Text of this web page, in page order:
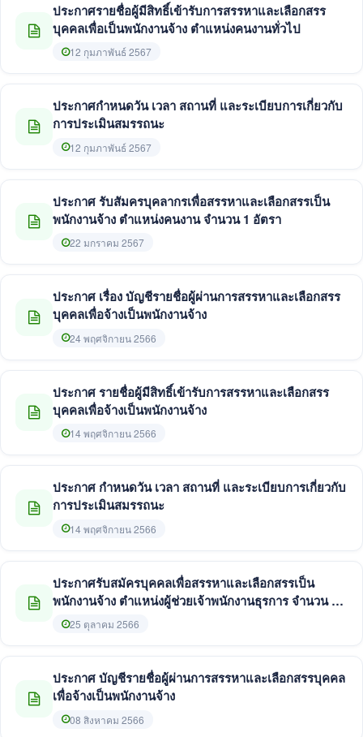
ประกาศรายชื่อผู้มีสิทธิ์เข้ารับการสรรหาและเลือกสรร
บุคคลเพื่อเป็นพนักงานจ้าง ตำแหน่งคนงานทั่วไป
12 กุมภาพันธ์ 2567
ประกาศกำหนดวัน เวลา สถานที่ และระเบียบการเกี่ยวกับ
การประเมินสมรรถนะ
12 กุมภาพันธ์ 2567
ประกาศ รับสัมครบุคลากรเพื่อสรรหาและเลือกสรรเป็น
พนักงานจ้าง ตำแหน่งคนงาน จำนวน 1 อัตรา
22 มกราคม 2567
ประกาศ เรื่อง บัญชีรายชื่อผู้ผ่านการสรรหาและเลือกสรร
บุคคลเพื่อจ้างเป็นพนักงานจ้าง
24 พฤศจิกายน 2566
ประกาศ รายชื่อผู้มีสิทธิ์เข้ารับการสรรหาและเลือกสรร
บุคคลเพื่อจ้างเป็นพนักงานจ้าง
14 พฤศจิกายน 2566
ประกาศ กำหนดวัน เวลา สถานที่ และระเบียบการเกี่ยวกับ
การประเมินสมรรถนะ
14 พฤศจิกายน 2566
ประกาศรับสมัครบุคคลเพื่อสรรหาและเลือกสรรเป็น
พนักงานจ้าง ตำแหน่งผู้ช่วยเจ้าพนักงานธุรการ จำนวน 1
อัตรา25 ตุลาคม 2566
ประกาศ บัญชีรายชื่อผู้ผ่านการสรรหาและเลือกสรรบุคคล
เพื่อจ้างเป็นพนักงานจ้าง
08 สิงหาคม 2566